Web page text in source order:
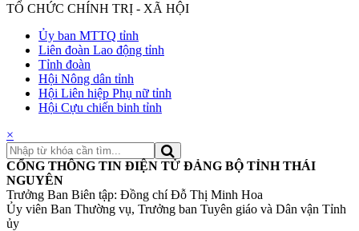
TỔ CHỨC CHÍNH TRỊ - XÃ HỘI
Ủy ban MTTQ tỉnh
Liên đoàn Lao động tỉnh
Tỉnh đoàn
Hội Nông dân tỉnh
Hội Liên hiệp Phụ nữ tỉnh
Hội Cựu chiến binh tỉnh
×
CỔNG THÔNG TIN ĐIỆN TỬ ĐẢNG BỘ TỈNH THÁI
NGUYÊN
Trưởng Ban Biên tập: Đồng chí Đỗ Thị Minh Hoa
Ủy viên Ban Thường vụ, Trưởng ban Tuyên giáo và Dân vận Tỉnh
ủy